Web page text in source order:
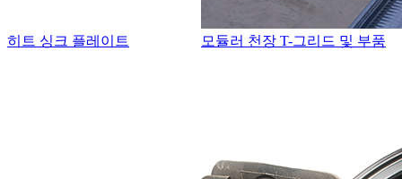
히트 싱크 플레이트 모듈러 천장 T-그리드 및 부품